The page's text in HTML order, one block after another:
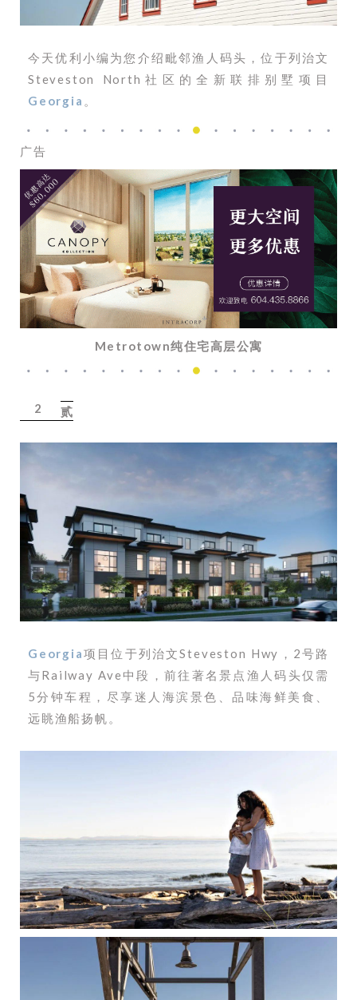
今天优利小编为您介绍毗邻渔人码头，位于列治文
Steveston North社区的全新联排别墅项目
Georgia 。
广告
Metrotown纯住宅高层公寓
2 贰
Georgia项目位于列治文Steveston Hwy，2号路
与Railway Ave中段，前往著名景点渔人码头仅需
5分钟车程，尽享迷人海滨景色、品味海鲜美食、
远眺渔船扬帆。